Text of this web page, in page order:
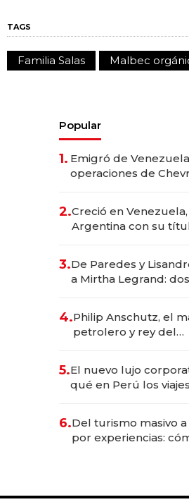
TAGS
Familia Salas Malbec
Popular
1. Emigró de
operaciones de
2.Creció en
Argentina con su
las marcas "fast
3.De Paredes y
a Mirtha Legrand:
4.Philip Anschutz, el
petrolero y rey del
Fénix
5.El nuevo lujo
qué en Perú los
transformadoras
6.Del turismo masivo a
por experiencias: